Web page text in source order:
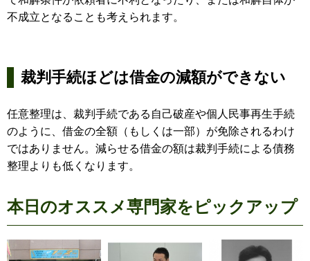
不成立となることも考えられます。
裁判手続ほどは借金の減額ができない
任意整理は、裁判手続である自己破産や個人民事再生手続
のように、借金の全額（もしくは一部）が免除されるわけ
ではありません。減らせる借金の額は裁判手続による債務
整理よりも低くなります。
本日のオススメ専門家をピックアップ